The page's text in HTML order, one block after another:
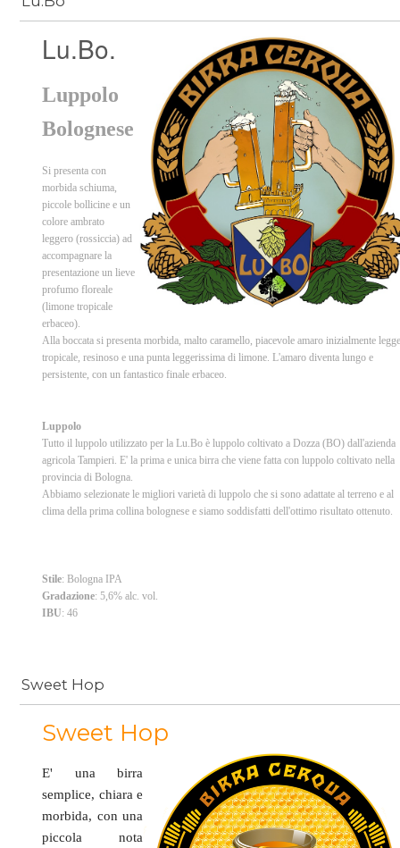
Lu.Bo.
Luppolo
Bolognese
Si presenta con
morbida schiuma,
piccole bollicine e un
colore ambrato
leggero (rossiccia) ad
accompagnare la
presentazione un lieve
profumo floreale
(limone tropicale
erbaceo).
Alla boccata si presenta morbida, malto caramello, piacevole amaro inizialmente
tropicale, resinoso e una punta leggerissima di limone. L'amaro diventa lungo e
persistente, con un fantastico finale erbaceo.
Luppolo
Tutto il luppolo utilizzato per la Lu.Bo è luppolo coltivato a Dozza (BO) dall'azienda
agricola Tampieri. E' la prima e unica birra che viene fatta con luppolo coltivato nella
provincia di Bologna.
Abbiamo selezionate le migliori varietà di luppolo che si sono adattate al terreno e al
clima della prima collina bolognese e siamo soddisfatti dell'ottimo risultato ottenuto.
Stile: Bologna IPA
Gradazione: 5,6% alc. vol.
IBU: 46
Sweet Hop
Sweet Hop
E' una birra
semplice, chiara e
morbida, con una
piccola nota